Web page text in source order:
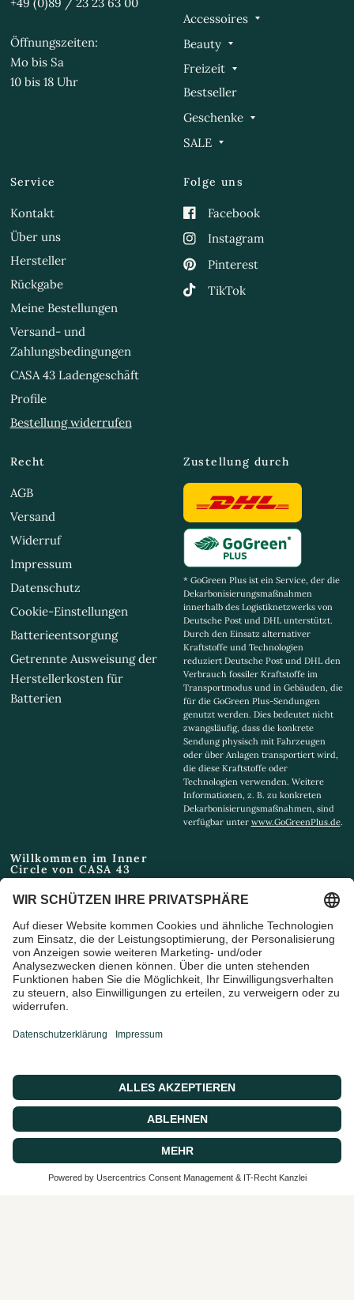
Öffnungszeiten:
Mo bis Sa
10 bis 18 Uhr
Accessoires
Beauty
Freizeit
Bestseller
Geschenke
SALE
Service
Kontakt
Über uns
Hersteller
Rückgabe
Meine Bestellungen
Versand- und
Zahlungsbedingungen
CASA 43 Ladengeschäft
Profile
Bestellung widerrufen
Folge uns
Facebook
Instagram
Pinterest
TikTok
Recht
AGB
Versand
Widerruf
Impressum
Datenschutz
Cookie-Einstellungen
Batterieentsorgung
Getrennte Ausweisung der
Herstellerkosten für
Batterien
Zustellung durch
* GoGreen Plus ist ein Service, der die
Dekarbonisierungsmaßnahmen
innerhalb des Logistiknetzwerks von
Deutsche Post und DHL unterstützt.
Durch den Einsatz alternativer
Kraftstoffe und Technologien
reduziert Deutsche Post und DHL den
Verbrauch fossiler Kraftstoffe im
Transportmodus und in Gebäuden, die
für die GoGreen Plus-Sendungen
genutzt werden. Dies bedeutet nicht
zwangsläufig, dass die konkrete
Sendung physisch mit Fahrzeugen
oder über Anlagen transportiert wird,
die diese Kraftstoffe oder
Technologien verwenden. Weitere
Informationen, z. B. zu konkreten
Dekarbonisierungsmaßnahmen, sind
verfügbar unter www.GoGreenPlus.de.
Willkommen im Inner
Circle von CASA 43
Email
Ich bin damit einverstanden,
Marketing-E-Mails und
Sonderangebote zu erhalten
© 2026 CASA 43 Concept, Powered by shopify